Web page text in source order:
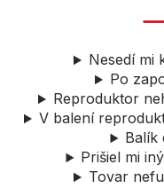
Nesedí mi
Po
Reproduktor
V balení
Balík
Prišiel mi
Tovar